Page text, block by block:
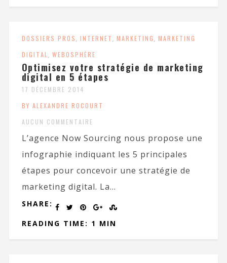
DOSSIERS PROS INTERNET MARKETING
MARKETING
DIGITAL
WEBOSPHÈRE
Optimisez votre stratégie de marketing
digital en 5 étapes
17 DÉCEMBRE 2014
BY ALEXANDRE ROCOURT
AUCUN COMMENTAIRE
L’agence Now Sourcing nous propose une
infographie indiquant les 5 principales
étapes pour concevoir une stratégie de
marketing digital. La...
SHARE:
READING TIME: 1 MIN